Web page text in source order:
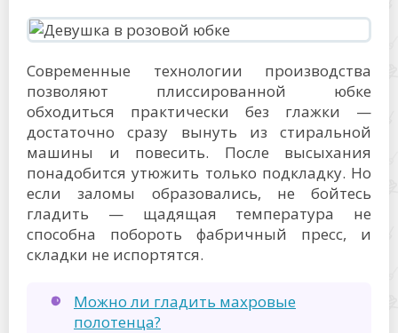
Современные технологии производства
позволяют плиссированной юбке
обходиться практически без глажки —
достаточно сразу вынуть из стиральной
машины и повесить. После высыхания
понадобится утюжить только подкладку. Но
если заломы образовались, не бойтесь
гладить — щадящая температура не
способна побороть фабричный пресс, и
складки не испортятся.
Можно ли гладить махровые
полотенца?